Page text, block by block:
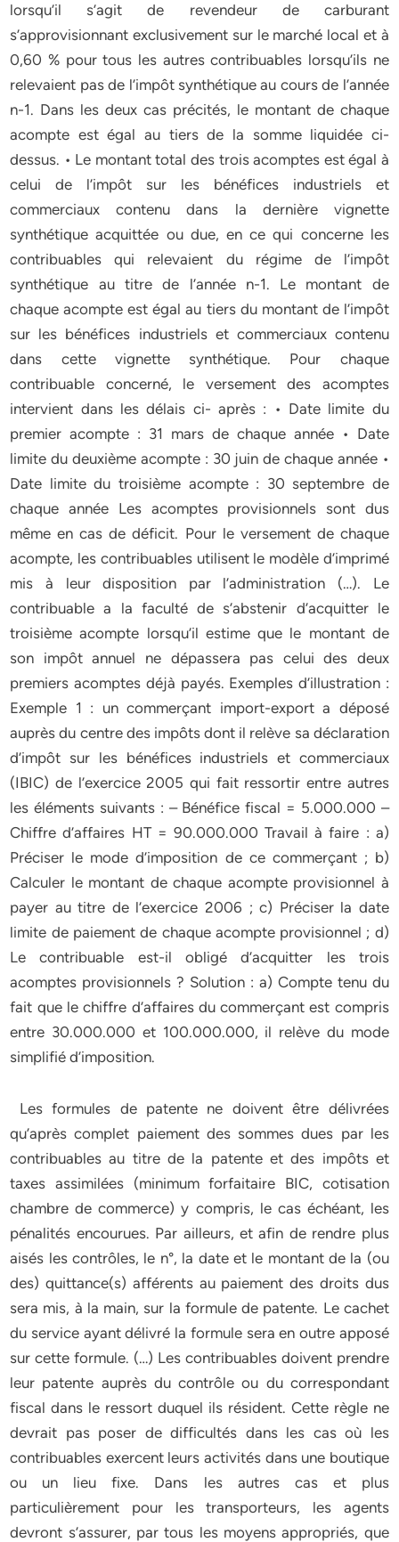
lorsqu’il s’agit de revendeur de carburant
s’approvisionnant exclusivement sur le marché local et à
0,60 % pour tous les autres contribuables lorsqu’ils ne
relevaient pas de l’impôt synthétique au cours de l’année
n-1. Dans les deux cas précités, le montant de chaque
acompte est égal au tiers de la somme liquidée ci-
dessus. • Le montant total des trois acomptes est égal à
celui de l’impôt sur les bénéfices industriels et
commerciaux contenu dans la dernière vignette
synthétique acquittée ou due, en ce qui concerne les
contribuables qui relevaient du régime de l’impôt
synthétique au titre de l’année n-1. Le montant de
chaque acompte est égal au tiers du montant de l’impôt
sur les bénéfices industriels et commerciaux contenu
dans cette vignette synthétique. Pour chaque
contribuable concerné, le versement des acomptes
intervient dans les délais ci- après : • Date limite du
premier acompte : 31 mars de chaque année • Date
limite du deuxième acompte : 30 juin de chaque année •
Date limite du troisième acompte : 30 septembre de
chaque année Les acomptes provisionnels sont dus
même en cas de déficit. Pour le versement de chaque
acompte, les contribuables utilisent le modèle d’imprimé
mis à leur disposition par l’administration (…). Le
contribuable a la faculté de s’abstenir d’acquitter le
troisième acompte lorsqu’il estime que le montant de
son impôt annuel ne dépassera pas celui des deux
premiers acomptes déjà payés. Exemples d’illustration :
Exemple 1 : un commerçant import-export a déposé
auprès du centre des impôts dont il relève sa déclaration
d’impôt sur les bénéfices industriels et commerciaux
(IBIC) de l’exercice 2005 qui fait ressortir entre autres
les éléments suivants : – Bénéfice fiscal = 5.000.000 –
Chiffre d’affaires HT = 90.000.000 Travail à faire : a)
Préciser le mode d’imposition de ce commerçant ; b)
Calculer le montant de chaque acompte provisionnel à
payer au titre de l’exercice 2006 ; c) Préciser la date
limite de paiement de chaque acompte provisionnel ; d)
Le contribuable est-il obligé d’acquitter les trois
acomptes provisionnels ? Solution : a) Compte tenu du
fait que le chiffre d’affaires du commerçant est compris
entre 30.000.000 et 100.000.000, il relève du mode
simplifié d’imposition.
Les formules de patente ne doivent être délivrées
qu’après complet paiement des sommes dues par les
contribuables au titre de la patente et des impôts et
taxes assimilées (minimum forfaitaire BIC, cotisation
chambre de commerce) y compris, le cas échéant, les
pénalités encourues. Par ailleurs, et afin de rendre plus
aisés les contrôles, le n°, la date et le montant de la (ou
des) quittance(s) afférents au paiement des droits dus
sera mis, à la main, sur la formule de patente. Le cachet
du service ayant délivré la formule sera en outre apposé
sur cette formule. (…) Les contribuables doivent prendre
leur patente auprès du contrôle ou du correspondant
fiscal dans le ressort duquel ils résident. Cette règle ne
devrait pas poser de difficultés dans les cas où les
contribuables exercent leurs activités dans une boutique
ou un lieu fixe. Dans les autres cas et plus
particulièrement pour les transporteurs, les agents
devront s’assurer, par tous les moyens appropriés, que